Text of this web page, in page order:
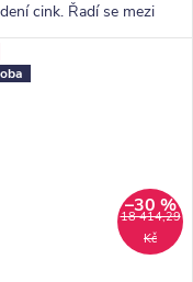
cink. Řadí se mezi
české výrobky
řady HappyBed. U
Academia oceníte
18 414,29
Kč
–30 %